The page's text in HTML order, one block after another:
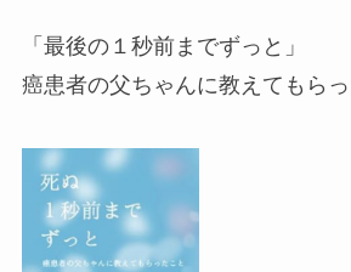
「最後の１秒前までずっと」
癌患者の父ちゃんに教えてもらっ